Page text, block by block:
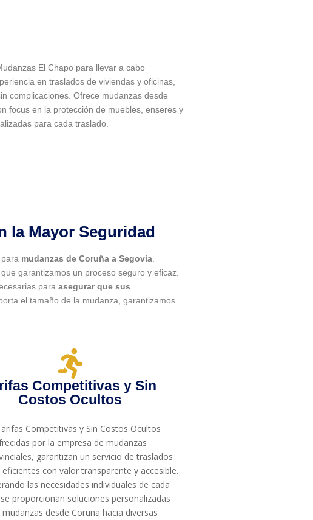
El Chapo para llevar a cabo
en traslados de viviendas y oficinas,
complicaciones. Ofrece mudanzas desde
focus en la protección de muebles, enseres y
para cada traslado.
la Mayor Seguridad
mudanzas de Coruña a Segovia.
garantizamos un proceso seguro y eficaz.
para asegurar que sus
el tamaño de la mudanza, garantizamos
Competitivas y Sin
Costos Ocultos
Competitivas y Sin Costos Ocultos
por la empresa de mudanzas
garantizan un servicio de traslados
eficientes con valor transparente y accesible.
las necesidades individuales de cada
proporcionan soluciones personalizadas
mudanzas desde Coruña hacia diversas